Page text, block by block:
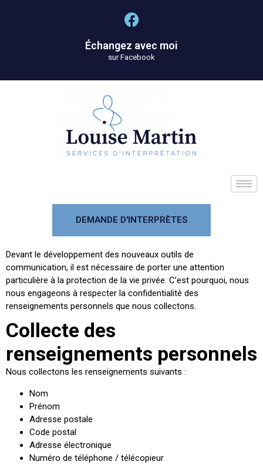
Échangez avec moi
sur Facebook
DEMANDE D'INTERPRÈTES
Devant le développement des nouveaux outils de
communication, il est nécessaire de porter une attention
particulière à la protection de la vie privée. C’est pourquoi, nous
nous engageons à respecter la confidentialité des
renseignements personnels que nous collectons.
Collecte des
renseignements personnels
Nous collectons les renseignements suivants :
Nom
Prénom
Adresse postale
Code postal
Adresse électronique
Numéro de téléphone / télécopieur